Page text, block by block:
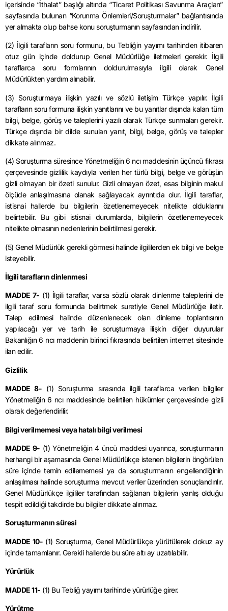
içerisinde “İthalat” başlığı altında “Ticaret Politikası Savunma Araçları”
sayfasında bulunan “Korunma Önlemleri/Soruşturmalar” bağlantısında
yer almakta olup bahse konu soruşturmanın sayfasından indirilir.
(2) İlgili tarafların soru formunu, bu Tebliğin yayımı tarihinden itibaren
otuz gün içinde doldurup Genel Müdürlüğe iletmeleri gerekir. İlgili
taraflarca soru formlarının doldurulmasıyla ilgili olarak Genel
Müdürlükten yardım alınabilir.
(3) Soruşturmaya ilişkin yazılı ve sözlü iletişim Türkçe yapılır. İlgili
tarafların soru formuna ilişkin yanıtlarını ve bu yanıtlar dışında kalan tüm
bilgi, belge, görüş ve taleplerini yazılı olarak Türkçe sunmaları gerekir.
Türkçe dışında bir dilde sunulan yanıt, bilgi, belge, görüş ve talepler
dikkate alınmaz.
(4) Soruşturma süresince Yönetmeliğin 6 ncı maddesinin üçüncü fıkrası
çerçevesinde gizlilik kaydıyla verilen her türlü bilgi, belge ve görüşün
gizli olmayan bir özeti sunulur. Gizli olmayan özet, esas bilginin makul
ölçüde anlaşılmasına olanak sağlayacak ayrıntıda olur. İlgili taraflar,
istisnai hallerde bu bilgilerin özetlenemeyecek nitelikte olduklarını
belirtebilir. Bu gibi istisnai durumlarda, bilgilerin özetlenemeyecek
nitelikte olmasının nedenlerinin belirtilmesi gerekir.
(5) Genel Müdürlük gerekli görmesi halinde ilgililerden ek bilgi ve belge
isteyebilir.
İlgili tarafların dinlenmesi
MADDE 7- (1) İlgili taraflar, varsa sözlü olarak dinlenme taleplerini de
ilgili taraf soru formunda belirtmek suretiyle Genel Müdürlüğe iletir.
Talep edilmesi halinde düzenlenecek olan dinleme toplantısının
yapılacağı yer ve tarih ile soruşturmaya ilişkin diğer duyurular
Bakanlığın 6 ncı maddenin birinci fıkrasında belirtilen internet sitesinde
ilan edilir.
Gizlilik
MADDE 8- (1) Soruşturma sırasında ilgili taraflarca verilen bilgiler
Yönetmeliğin 6 ncı maddesinde belirtilen hükümler çerçevesinde gizli
olarak değerlendirilir.
Bilgi verilmemesi veya hatalı bilgi verilmesi
MADDE 9- (1) Yönetmeliğin 4 üncü maddesi uyarınca, soruşturmanın
herhangi bir aşamasında Genel Müdürlükçe istenen bilgilerin öngörülen
süre içinde temin edilememesi ya da soruşturmanın engellendiğinin
anlaşılması halinde soruşturma mevcut veriler üzerinden sonuçlandırılır.
Genel Müdürlükçe ilgililer tarafından sağlanan bilgilerin yanlış olduğu
tespit edildiği takdirde bu bilgiler dikkate alınmaz.
Soruşturmanın süresi
MADDE 10- (1) Soruşturma, Genel Müdürlükçe yürütülerek dokuz ay
içinde tamamlanır. Gerekli hallerde bu süre altı ay uzatılabilir.
Yürürlük
MADDE 11- (1) Bu Tebliğ yayımı tarihinde yürürlüğe girer.
Yürütme